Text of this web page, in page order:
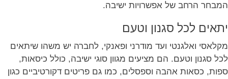
המבחר הרחב של אפשרויות ישיבה.
יתאים לכל סגנון וטעם
מקלאסי ואלגנטי ועד מודרני ופאנקי, לחברה יש משהו שיתאים
לכל סגנון וטעם. הם מציעים מגוון סוגי ישיבה, כולל כיסאות,
ספות, כסאות אהבה וספסלים, כמו גם פריטים דקורטיביים כגון